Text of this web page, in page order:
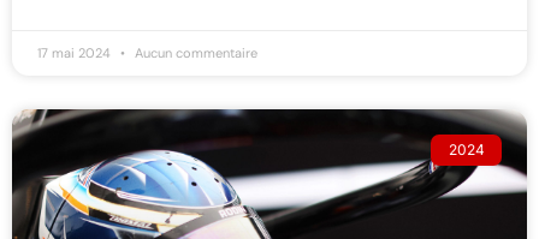
17 mai 2024 Aucun commentaire
2024